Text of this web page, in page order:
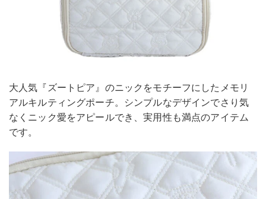
大人気『ズートピア』のニックをモチーフにしたメモリ
アルキルティングポーチ。シンプルなデザインでさり気
なくニック愛をアピールでき、実用性も満点のアイテム
です。